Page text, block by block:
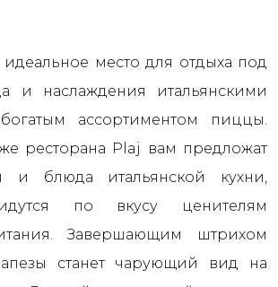
место для отдыха под
и наслаждения итальянскими
ассортиментом пиццы.
ресторана Plaj вам предложат
и блюда итальянской кухни,
по вкусу ценителям
Завершающим штрихом
станет чарующий вид на